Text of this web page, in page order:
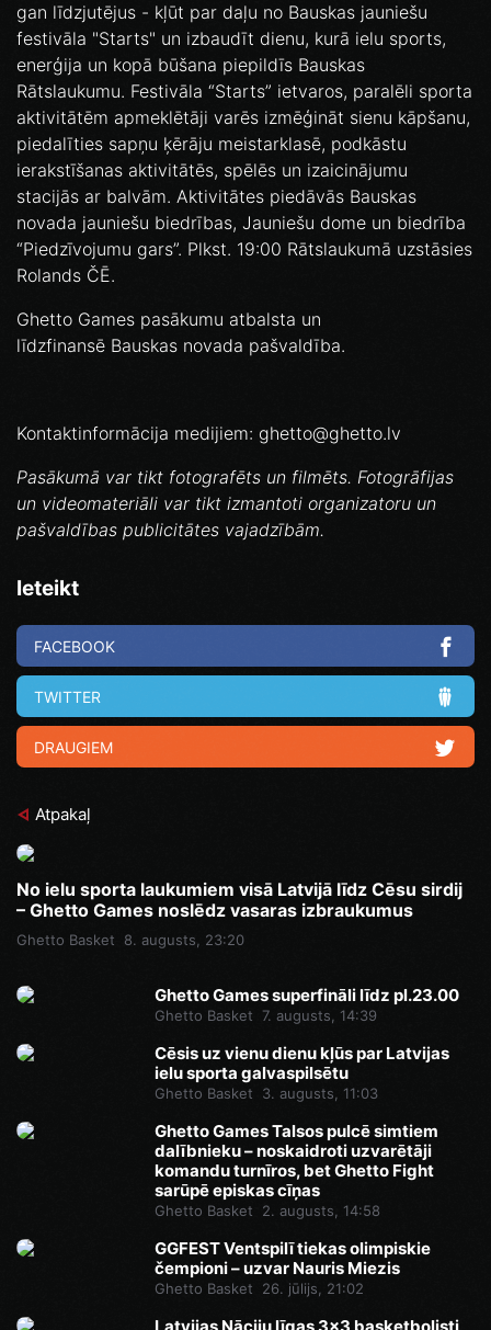
gan līdzjutējus - kļūt par daļu no Bauskas jauniešu
festivāla "Starts" un izbaudīt dienu, kurā ielu sports,
enerģija un kopā būšana piepildīs Bauskas
Rātslaukumu. Festivāla “Starts” ietvaros, paralēli sporta
aktivitātēm apmeklētāji varēs izmēģināt sienu kāpšanu,
piedalīties sapņu ķērāju meistarklasē, podkāstu
ierakstīšanas aktivitātēs, spēlēs un izaicinājumu
stacijās ar balvām. Aktivitātes piedāvās Bauskas
novada jauniešu biedrības, Jauniešu dome un biedrība
“Piedzīvojumu gars”. Plkst. 19:00 Rātslaukumā uzstāsies
Rolands ČĒ.
Ghetto Games pasākumu atbalsta un
līdzfinansē Bauskas novada pašvaldība.
Kontaktinformācija medijiem: ghetto@ghetto.lv
Pasākumā var tikt fotografēts un filmēts. Fotogrāfijas
un videomateriāli var tikt izmantoti organizatoru un
pašvaldības publicitātes vajadzībām.
Ieteikt
FACEBOOK
TWITTER
DRAUGIEM
Atpakaļ
No ielu sporta laukumiem visā Latvijā līdz Cēsu sirdij
– Ghetto Games noslēdz vasaras izbraukumus
Ghetto Basket 8. augusts, 23:20
Ghetto Games superfināli līdz pl.23.00
Ghetto Basket 7. augusts, 14:39
Cēsis uz vienu dienu kļūs par Latvijas
ielu sporta galvaspilsētu
Ghetto Basket 3. augusts, 11:03
Ghetto Games Talsos pulcē simtiem
dalībnieku – noskaidroti uzvarētāji
komandu turnīros, bet Ghetto Fight
sarūpē episkas cīņas
Ghetto Basket 2. augusts, 14:58
GGFEST Ventspilī tiekas olimpiskie
čempioni – uzvar Nauris Miezis
Ghetto Basket 26. jūlijs, 21:02